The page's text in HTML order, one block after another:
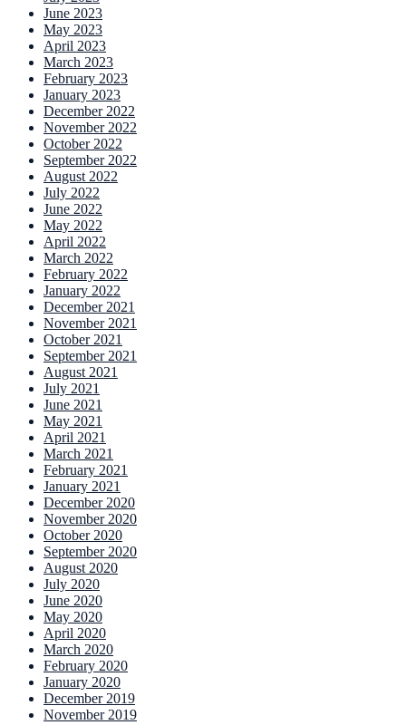
June 2023
May 2023
April 2023
March 2023
February 2023
January 2023
December 2022
November 2022
October 2022
September 2022
August 2022
July 2022
June 2022
May 2022
April 2022
March 2022
February 2022
January 2022
December 2021
November 2021
October 2021
September 2021
August 2021
July 2021
June 2021
May 2021
April 2021
March 2021
February 2021
January 2021
December 2020
November 2020
October 2020
September 2020
August 2020
July 2020
June 2020
May 2020
April 2020
March 2020
February 2020
January 2020
December 2019
November 2019